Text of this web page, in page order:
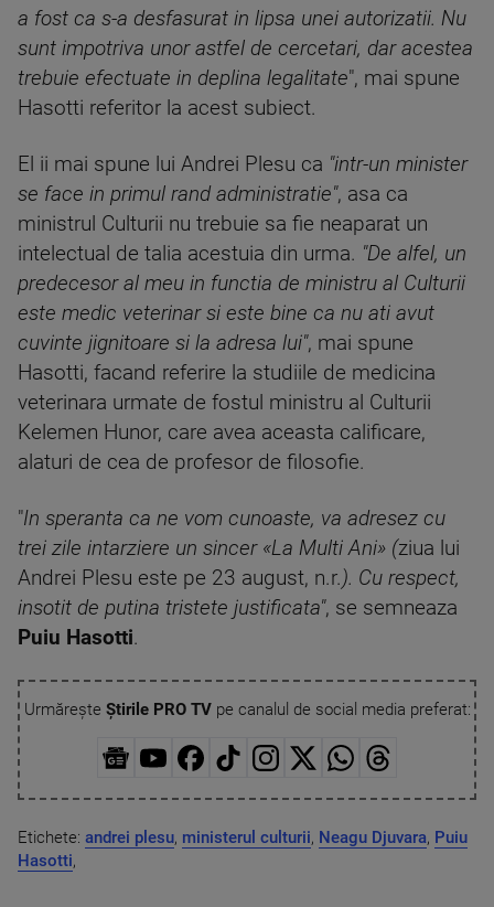
a fost ca s-a desfasurat in lipsa unei autorizatii. Nu
sunt impotriva unor astfel de cercetari, dar acestea
trebuie efectuate in deplina legalitate", mai spune
Hasotti referitor la acest subiect.
El ii mai spune lui Andrei Plesu ca "intr-un minister
se face in primul rand administratie", asa ca
ministrul Culturii nu trebuie sa fie neaparat un
intelectual de talia acestuia din urma. "De alfel, un
predecesor al meu in functia de ministru al Culturii
este medic veterinar si este bine ca nu ati avut
cuvinte jignitoare si la adresa lui", mai spune
Hasotti, facand referire la studiile de medicina
veterinara urmate de fostul ministru al Culturii
Kelemen Hunor, care avea aceasta calificare,
alaturi de cea de profesor de filosofie.
"In speranta ca ne vom cunoaste, va adresez cu
trei zile intarziere un sincer «La Multi Ani» (ziua lui
Andrei Plesu este pe 23 august, n.r.). Cu respect,
insotit de putina tristete justificata", se semneaza
Puiu Hasotti.
Urmărește Știrile PRO TVpe canalul de social media preferat:
Etichete: andrei plesu, ministerul culturii, Neagu Djuvara, Puiu
Hasotti,